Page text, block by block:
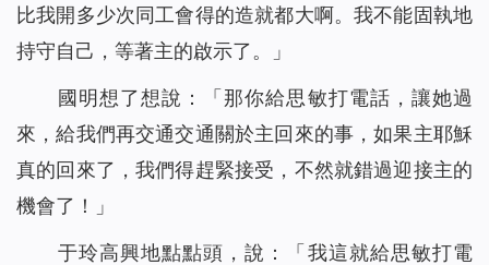
比我開多少次同工會得的造就都大啊。我不能固執地
持守自己，等著主的啟示了。」
國明想了想說：「那你給思敏打電話，讓她過
來，給我們再交通交通關於主回來的事，如果主耶穌
真的回來了，我們得趕緊接受，不然就錯過迎接主的
機會了！」
于玲高興地點點頭，說：「我這就給思敏打電